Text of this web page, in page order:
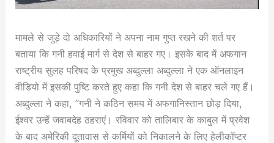
मामले से जुड़े दो अधिकारियों ने अपना नाम गुप्त रखने की शर्त पर
बताया कि गनी हवाई मार्ग से देश से बाहर गए। इसके बाद में अफगान
राष्ट्रीय सुलह परिषद के प्रमुख अब्दुल्ला अब्दुल्ला ने एक ऑनलाइन
वीडियो में इसकी पुष्टि करते हुए कहा कि गनी देश से बाहर चले गए हैं।
अब्दुल्ला ने कहा, ”गनी ने कठिन समय में अफगानिस्तान छोड़ दिया,
ईश्वर उन्हें जवाबदेह ठहराएं। रविवार को तालिबार के काबुल में प्रवेश
के बाद अमेरिकी दूतावास से कर्मियों को निकालने के लिए हेलीकॉप्टर